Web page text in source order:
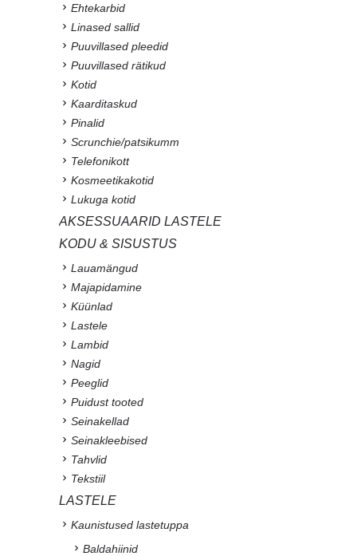
Ehtekarbid
Linased sallid
Puuvillased pleedid
Puuvillased rätikud
Kotid
Kaarditaskud
Pinalid
Scrunchie/patsikumm
Telefonikott
Kosmeetikakotid
Lukuga kotid
AKSESSUAARID LASTELE
KODU & SISUSTUS
Lauamängud
Majapidamine
Küünlad
Lastele
Lambid
Nagid
Peeglid
Puidust tooted
Seinakellad
Seinakleebised
Tahvlid
Tekstiil
LASTELE
Kaunistused lastetuppa
Baldahiinid